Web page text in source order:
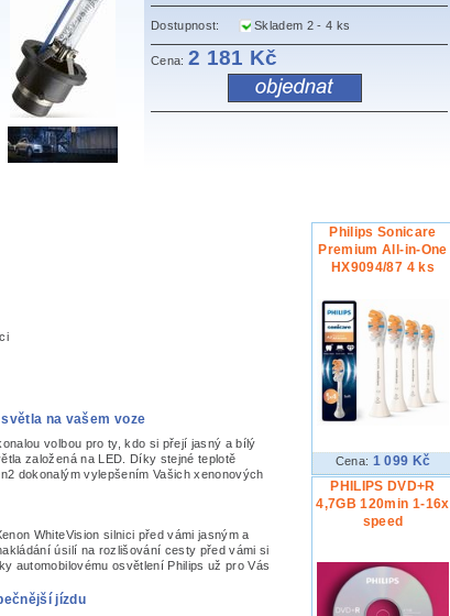
Dostupnost: Skladem 2 - 4 ks
Cena:2 181 Kč
Philips Sonicare
Premium All-in-One
HX9094/87 4 ks
Cena: 1 099 Kč
PHILIPS DVD+R
4,7GB 120min 1-16x
speed
na vašem voze
volbou pro ty, kdo si přejí jasný a bílý
založená na LED. Díky stejné teplotě
dokonalým vylepšením Vašich xenonových
WhiteVision silnici před vámi jasným a
úsilí na rozlišování cesty před vámi si
automobilovému osvětlení Philips už pro Vás
jízdu